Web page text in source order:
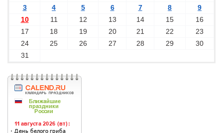
3
4 5 6 7 8
9
10
11 12 13 14 15
16
17
18 19 20 21 22
23
24
25 26 27 28 29
30
31